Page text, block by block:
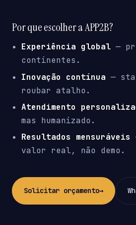
Por que escolher a APP2B?
Experiência global —
continentes.
Inovação contínua —
roubar atalho.
Atendimento
mas humanizado.
Resultados mensuráveis
valor real, não demo.
Solicitar orçamento→